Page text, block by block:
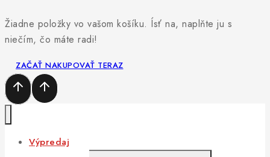
Žiadne položky vo vašom košíku. Ísť na, naplňte ju s
niečím, čo máte radi!
ZAČAŤ NAKUPOVAŤ TERAZ
Výpredaj